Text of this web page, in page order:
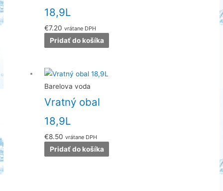
18,9L
€7.20 vrátane DPH
Pridať do košíka
Barelova voda
Vratný obal
18,9L
€8.50 vrátane DPH
Pridať do košíka